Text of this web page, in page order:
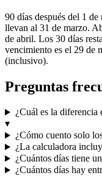
90 días después del 1
llevan al 31 de marzo.
de abril. Los 30 días
vencimiento es el 29 de
(inclusivo).
Preguntas
¿Cuál es la
▾
¿Cómo cuento solo
¿La calculadora
¿Cuántos días tiene
¿Cuántos días hay